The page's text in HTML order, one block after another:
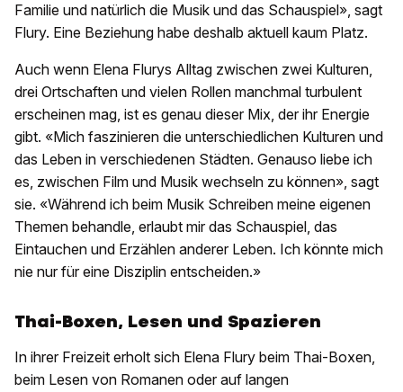
Familie und natürlich die Musik und das Schauspiel», sagt
Flury. Eine Beziehung habe deshalb aktuell kaum Platz.
Auch wenn Elena Flurys Alltag zwischen zwei Kulturen,
drei Ortschaften und vielen Rollen manchmal turbulent
erscheinen mag, ist es genau dieser Mix, der ihr Energie
gibt. «Mich faszinieren die unterschiedlichen Kulturen und
das Leben in verschiedenen Städten. Genauso liebe ich
es, zwischen Film und Musik wechseln zu können», sagt
sie. «Während ich beim Musik Schreiben meine eigenen
Themen behandle, erlaubt mir das Schauspiel, das
Eintauchen und Erzählen anderer Leben. Ich könnte mich
nie nur für eine Disziplin entscheiden.»
Thai-Boxen, Lesen und Spazieren
In ihrer Freizeit erholt sich Elena Flury beim Thai-Boxen,
beim Lesen von Romanen oder auf langen